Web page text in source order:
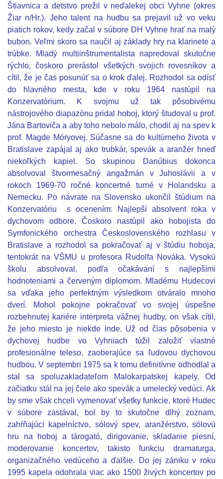
Štiavnica a detstvo prežil v neďalekej obci Vyhne (okres
Žiar n/Hr.). Jeho talent na hudbu sa prejavil už vo veku
piatich rokov, kedy začal v súbore DH Vyhne hrať na malý
bubon. Veľmi skoro sa naučil aj základy hry na klarinete a
trúbke. Mladý multiinštrumentalista napredoval skutočne
rýchlo, čoskoro prerástol všetkých svojich rovesníkov a
cítil, že je čas posunúť sa o krok ďalej. Rozhodol sa odísť
do hlavného mesta, kde v roku 1964 nastúpil na
Konzervatórium. K svojmu už tak pôsobivému
nástrojového diapazónu pridal hoboj, ktorý študoval u prof.
Jána Bartoviča a aby toho nebolo málo, chodil aj na spev k
prof. Magde Móryovej. Súčasne sa do kultúrneho života v
Bratislave zapájal aj ako trubkár, spevák a aranžér hneď
niekoľkých kapiel. So skupinou Danúbius dokonca
absolvoval štvormesačný angažmán v Juhoslávii a v
rokoch 1969-70 ročné koncertné turné v Holandsku a
Nemecku. Po návrate na Slovensko ukončil štúdium na
Konzervatóriu
s ocenením: Najlepší absolvent roka v
dychovom odbore. Čoskoro
nastúpil ako hobojista do
Symfonického orchestra Československého rozhlasu v
Bratislave a rozhodol sa pokračovať aj v štúdiu hoboja,
tentokrát na VŠMU u profesora Rudolfa Nováka. Vysokú
školu absolvoval, podľa očakávaní s najlepšími
hodnoteniami a červeným diplomom. Mladému Hudecovi
sa vďaka jeho perfektným výsledkom otváralo mnoho
dverí. Mohol pokojne pokračovať vo svojej úspešne
rozbehnutej kariére interpreta vážnej hudby, on však cítil,
že jeho miesto je niekde inde. Už od čias pôsobenia v
dychovej hudbe vo Vyhniach túžil založiť vlastné
profesionálne teleso, zaoberajúce sa ľudovou dychovou
hudbou. V septembri 1975 sa k tomu definitívne odhodlal a
stal sa spoluzakladateľom
Malokarpatskej kapely. Od
začiatku stál na jej čele ako spevák a umelecký vedúci. Ak
by sme však chceli vymenovať všetky funkcie, ktoré Hudec
v súbore zastával, bol by to skutočne dlhý zoznam,
zahŕňajúci kapelníctvo, sólový spev, aranžérstvo, sólovú
hru na hoboj a tárogató, dirigovanie, skladanie piesní,
moderovanie koncertov, takisto funkciu dramaturga,
organizačného vedúceho a ďalšie. Do jej zániku v roku
1995 kapela odohrala viac ako 1500 živých koncertov po